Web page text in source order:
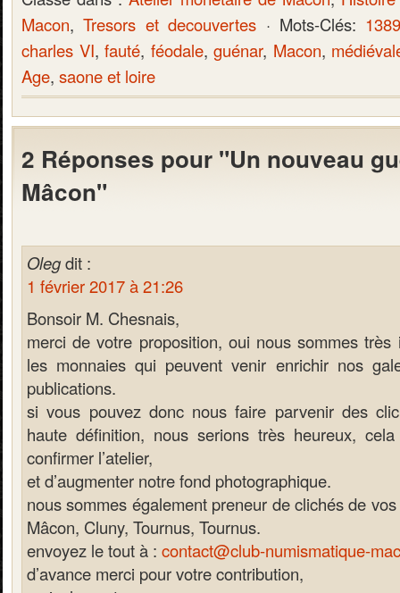
Macon,Tresors et decouvertes · Mots-Clés:
charles VI, fauté, féodale, guénar, Macon,
Age, saone et loire
2 Réponses pour "Un nouveau
Mâcon"
Olegdit :
1 février 2017 à 21:26
Bonsoir M. Chesnais,
merci de votre proposition, oui nous sommes très
les monnaies qui peuvent venir enrichir nos
publications.
si vous pouvez donc nous faire parvenir des
haute définition, nous serions très heureux,
confirmer l’atelier,
et d’augmenter notre fond photographique.
nous sommes également preneur de clichés de
Mâcon, Cluny, Tournus, Tournus.
envoyez le tout à : contact@club-numismatique-
d’avance merci pour votre contribution,